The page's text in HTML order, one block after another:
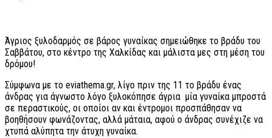
Άγριος ξυλοδαρμός σε βάρος γυναίκας σημειώθηκε το βράδυ του
Σαββάτου, στο κέντρο της Χαλκίδας και μάλιστα μες στη μέση του
δρόμου!
Σύμφωνα με το eviathema.gr, λίγο πριν της 11 το βράδυ ένας
άνδρας για άγνωστο λόγο ξυλοκόπησε άγρια μία γυναίκα μπροστά
σε περαστικούς, οι οποίοι αν και έντρομοι προσπάθησαν να
βοηθήσουν φωνάζοντας, αλλά μάταια, αφού ο άνδρας συνέχιζε να
χτυπά αλύπητα την άτυχη γυναίκα.